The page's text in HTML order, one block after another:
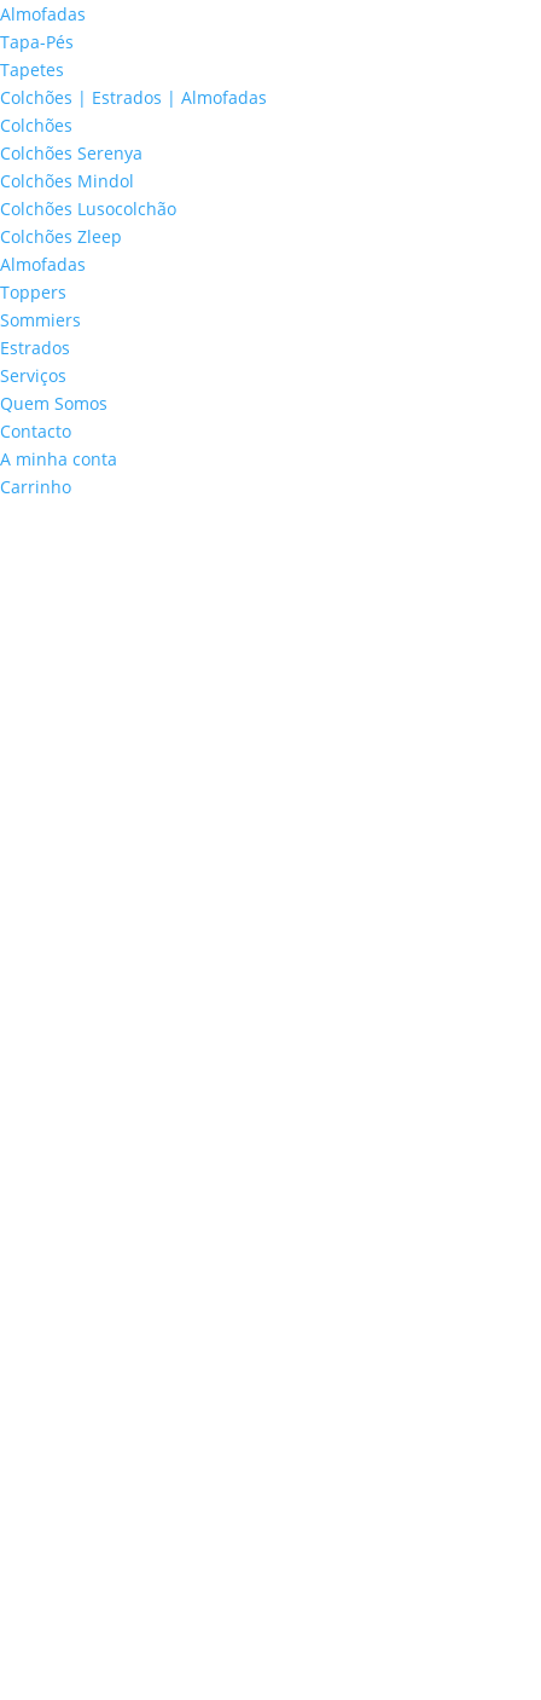
Almofadas
Tapa-Pés
Tapetes
Colchões | Estrados | Almofadas
Colchões
Colchões Serenya
Colchões Mindol
Colchões Lusocolchão
Colchões Zleep
Almofadas
Toppers
Sommiers
Estrados
Serviços
Quem Somos
Contacto
A minha conta
Carrinho